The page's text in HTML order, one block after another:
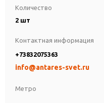
Количество
2 шт
Метро
Контактная информация
+73832075363
info@antares-svet.ru